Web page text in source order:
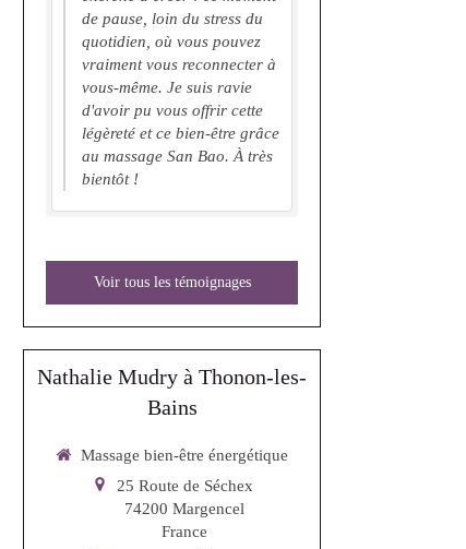
de pause, loin du stress du
quotidien, où vous pouvez
vraiment vous reconnecter à
vous-même. Je suis ravie
d'avoir pu vous offrir cette
légèreté et ce bien-être grâce
au massage San Bao. À très
bientôt !
Voir tous les témoignages
Nathalie Mudry à Thonon-les-
Bains
Massage bien-être énergétique
25 Route de Séchex
74200 Margencel
France